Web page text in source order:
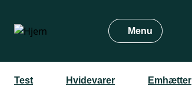
hovedindhold
Menu
Test Hvidevarer Emhætter